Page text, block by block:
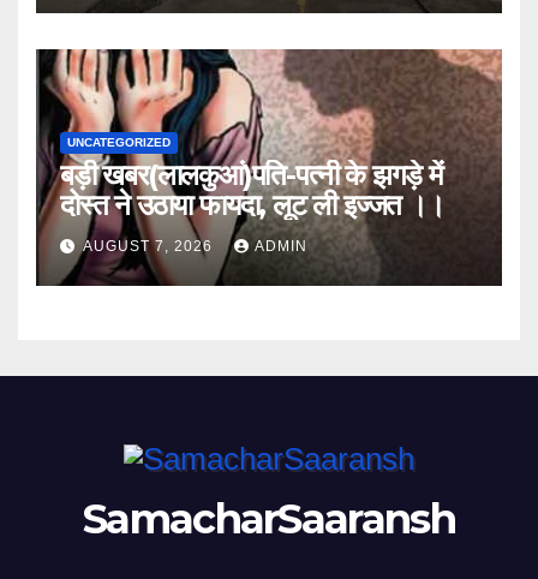
UNCATEGORIZED
बड़ी खबर(लालकुआं)पति-पत्नी के झगड़े में
दोस्त ने उठाया फायदा, लूट ली इज्जत ।।
AUGUST 7, 2026 ADMIN
SamacharSaaransh